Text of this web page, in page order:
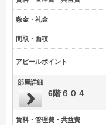
敷金・礼金
間取・面積
アピールポイント
部屋詳細
6階６０４
賃料・管理費・共益費